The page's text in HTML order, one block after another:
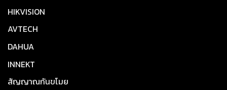
HIKVISION
AVTECH
DAHUA
INNEKT
สัญญาณกันขโมย